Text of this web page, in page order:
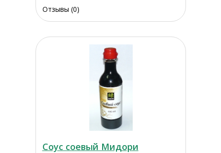
Отзывы (0)
Соус соевый Мидори